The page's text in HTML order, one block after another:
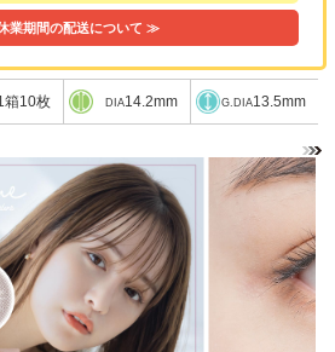
業期間の配送について ≫
箱10枚 DIA14.2mm G.DIA13.5mm